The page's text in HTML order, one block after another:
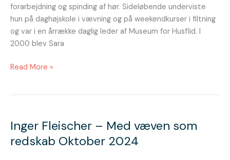
forarbejdning og spinding af hør. Sideløbende underviste
hun på daghøjskole i vævning og på weekendkurser i filtning
og var i en årrække daglig leder af Museum for Husflid. I
2000 blev Sara
Read More »
Inger Fleischer – Med væven som
redskab Oktober 2024
–
Med